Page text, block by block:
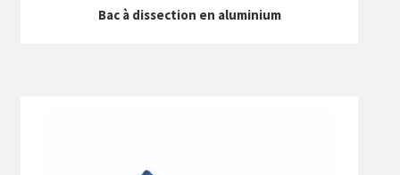
Bac à dissection en aluminium